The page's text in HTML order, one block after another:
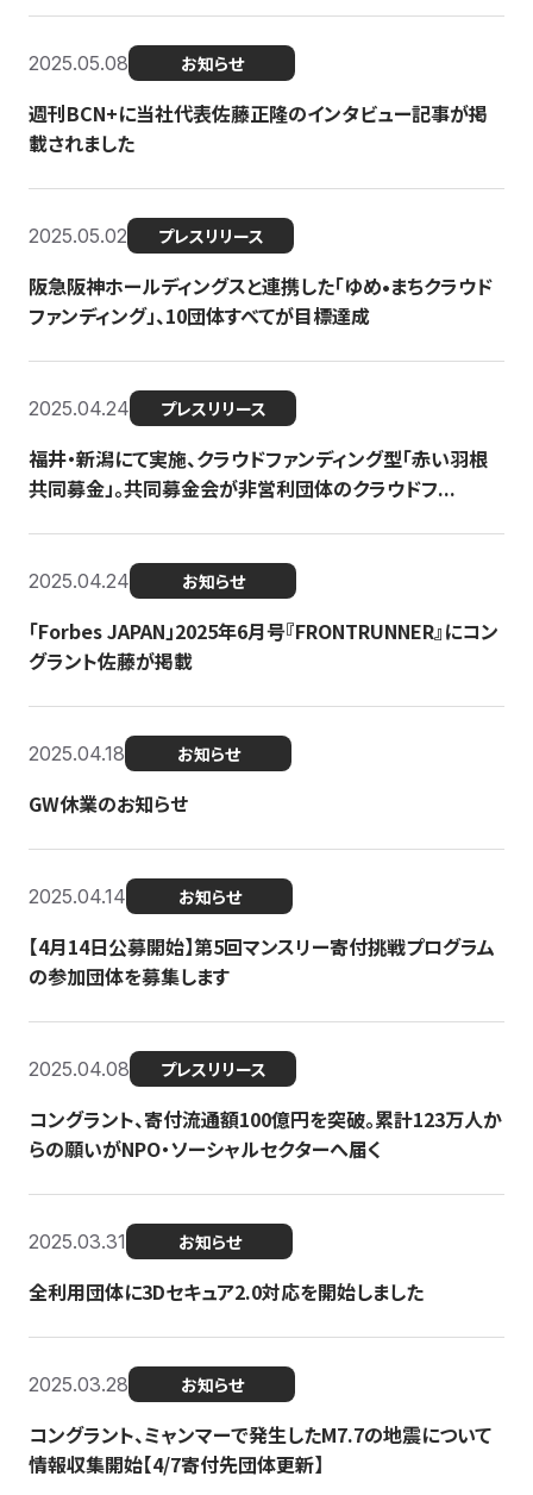
2025.05.08 お知らせ
週刊BCN+に当社代表佐藤正隆のインタビュー記事が掲
載されました
2025.05.02 プレスリリース
阪急阪神ホールディングスと連携した「ゆめ•まちクラウド
ファンディング」、10団体すべてが目標達成
2025.04.24 プレスリリース
福井・新潟にて実施、クラウドファンディング型「赤い羽根
共同募金」。共同募金会が非営利団体のクラウドフ...
2025.04.24 お知らせ
「Forbes JAPAN」2025年6月号『FRONTRUNNER』にコン
グラント佐藤が掲載
2025.04.18 お知らせ
GW休業のお知らせ
2025.04.14 お知らせ
【4月14日公募開始】第5回マンスリー寄付挑戦プログラム
の参加団体を募集します
2025.04.08 プレスリリース
コングラント、寄付流通額100億円を突破。累計123万人か
らの願いがNPO・ソーシャルセクターへ届く
2025.03.31 お知らせ
全利用団体に3Dセキュア2.0対応を開始しました
2025.03.28 お知らせ
コングラント、ミャンマーで発生したM7.7の地震について
情報収集開始【4/7寄付先団体更新】